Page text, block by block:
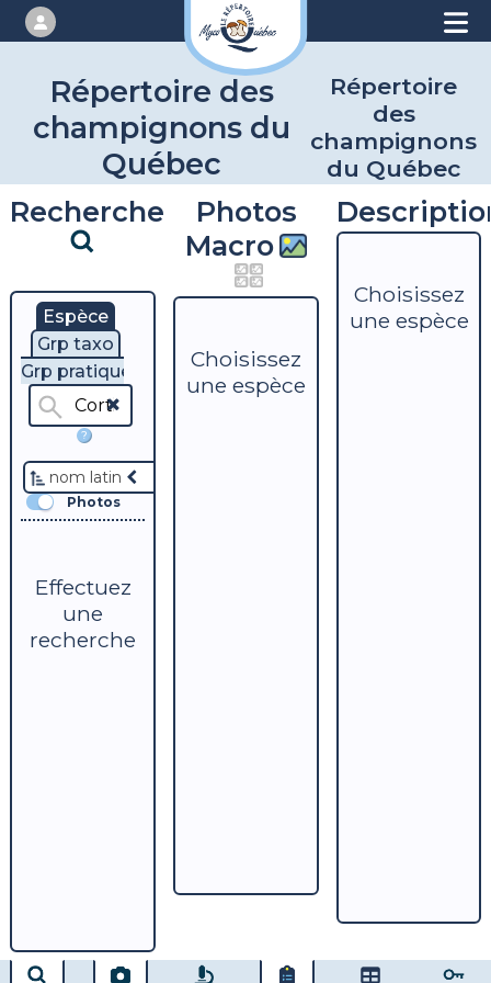
Répertoire des
champignons du
Québec
Répertoire
des
champignons
du Québec
Recherche
Espèce
Grp taxo
Grp pratique
?
nom latin
Photos
Effectuez
une
recherche
Photos
Macro
Choisissez
une espèce
Choisissez
une espèce